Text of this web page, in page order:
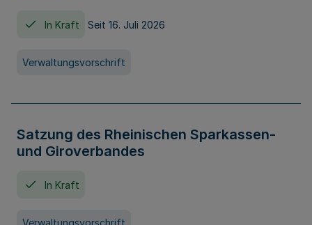
In Kraft Seit 16. Juli 2026
Verwaltungsvorschrift
Satzung des Rheinischen Sparkassen-
und Giroverbandes
In Kraft
Verwaltungsvorschrift